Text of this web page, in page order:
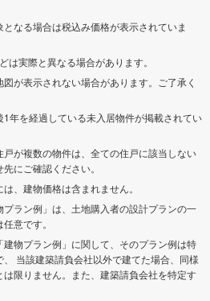
なる場合は税込み価格が表示されていま
は実際と異なる場合があります。
が表示されない場合があります。ご了承く
1年を経過している未入居物件が掲載されてい
戸が複数の物件は、全ての住戸に該当しない
にご確認ください。
、建物価格は含まれません。
プラン例」は、土地購入者の設計プランの一
意です。
建物プラン例」に関して、そのプラン例は特
当該建築請負会社以外で建てた場合、同様
限りません。また、建築請負会社を特定す